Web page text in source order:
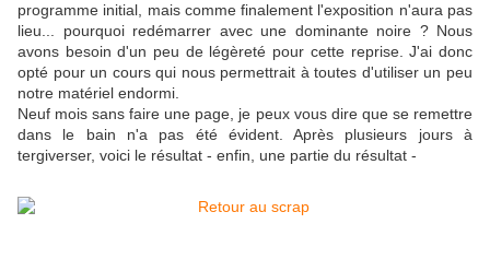
programme initial, mais comme finalement l'exposition n'aura pas
lieu... pourquoi redémarrer avec une dominante noire ? Nous
avons besoin d'un peu de légèreté pour cette reprise. J'ai donc
opté pour un cours qui nous permettrait à toutes d'utiliser un peu
notre matériel endormi.
Neuf mois sans faire une page, je peux vous dire que se remettre
dans le bain n'a pas été évident. Après plusieurs jours à
tergiverser, voici le résultat - enfin, une partie du résultat -